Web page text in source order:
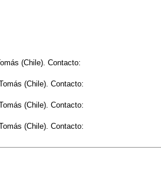
(Chile). Contacto:
(Chile). Contacto:
(Chile). Contacto:
(Chile). Contacto: